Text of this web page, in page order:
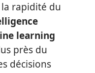
rapidité du
learning
près du
décisions